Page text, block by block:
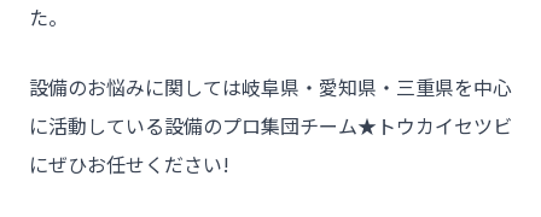
た。
設備のお悩みに関しては岐阜県・愛知県・三重県を中心
に活動している設備のプロ集団チーム★トウカイセツビ
にぜひお任せください!